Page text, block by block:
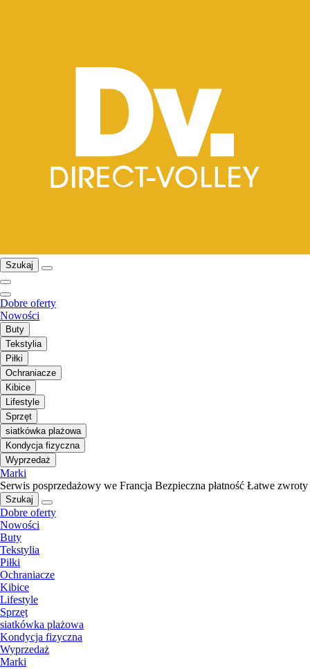
Szukaj
Dobre oferty
Nowości
Buty
Tekstylia
Piłki
Ochraniacze
Kibice
Lifestyle
Sprzęt
siatkówka plażowa
Kondycja fizyczna
Wyprzedaż
Marki
Serwis posprzedażowy we Francja Bezpieczna płatność Łatwe zwroty
Szukaj
Dobre oferty
Nowości
Buty
Tekstylia
Piłki
Ochraniacze
Kibice
Lifestyle
Sprzęt
siatkówka plażowa
Kondycja fizyczna
Wyprzedaż
Marki